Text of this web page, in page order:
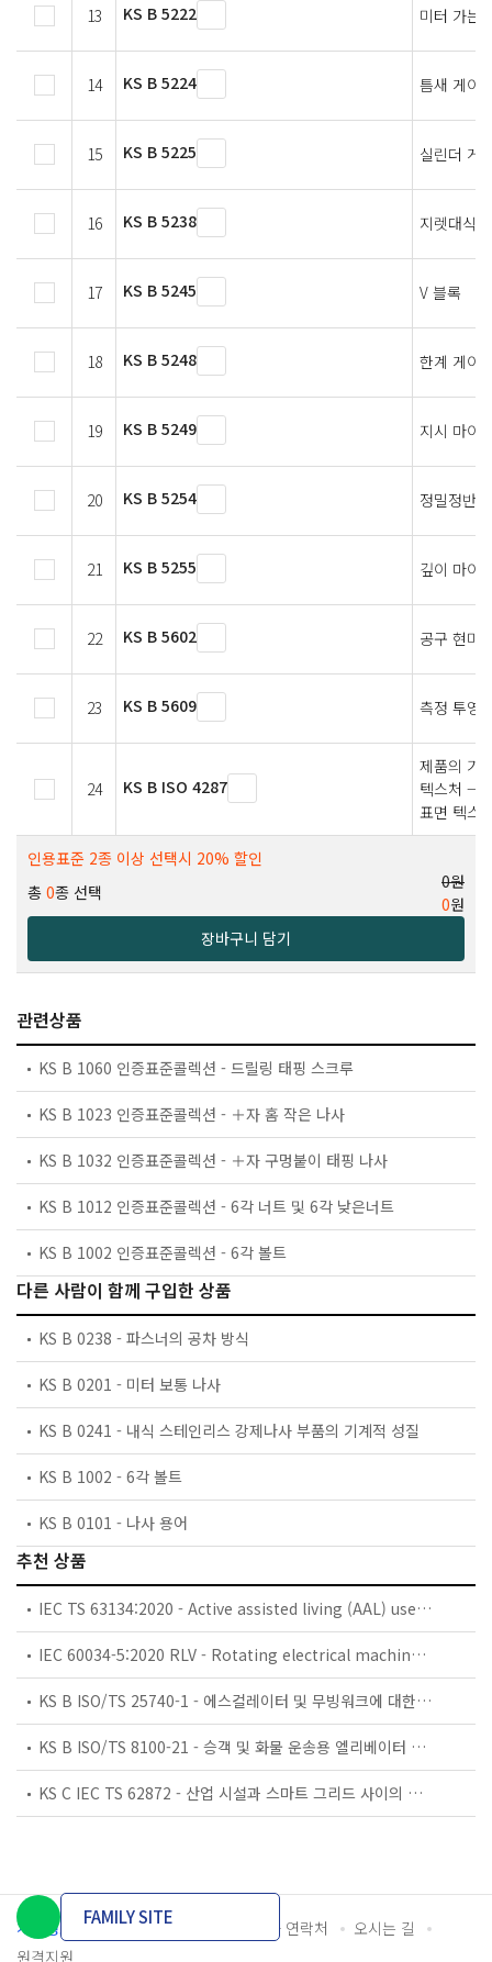
13 KS B 5222 미터 가는
14 KS B 5224 틈새 게이
15 KS B 5225 실린더 게
16 KS B 5238 지렛대식
17 KS B 5245 V 블록
18 KS B 5248 한계 게이
19 KS B 5249 지시 마이
20 KS B 5254 정밀정반
21 KS B 5255 깊이 마이
22 KS B 5602 공구 현미
23 KS B 5609 측정 투영
24 KS B ISO 4287
제품의 기
텍스처 —
표면 텍스
인용표준 2종 이상 선택시 20% 할인
총 0종 선택
0원
0원
장바구니 담기
관련상품
KS B 1060 인증표준콜렉션 - 드릴링 태핑 스크루
KS B 1023 인증표준콜렉션 - ＋자 홈 작은 나사
KS B 1032 인증표준콜렉션 - ＋자 구멍붙이 태핑 나사
KS B 1012 인증표준콜렉션 - 6각 너트 및 6각 낮은너트
KS B 1002 인증표준콜렉션 - 6각 볼트
다른 사람이 함께 구입한 상품
KS B 0238 - 파스너의 공차 방식
KS B 0201 - 미터 보통 나사
KS B 0241 - 내식 스테인리스 강제나사 부품의 기계적 성질
KS B 1002 - 6각 볼트
KS B 0101 - 나사 용어
추천 상품
IEC TS 63134:2020 - Active assisted living (AAL) use cases
IEC 60034-5:2020 RLV - Rotating electrical machines - Part 5: Degrees of protection provided by the integral design of rotating electrical machines (IP code) - Classification
KS B ISO/TS 25740-1 - 에스컬레이터 및 무빙워크에 대한 안전요건 — 제1부: 세계공통 필수 안전요건(GESRs)
KS B ISO/TS 8100-21 - 승객 및 화물 운송용 엘리베이터 —제21부: 세계공통 필수안전요건(GESRs)을 충족하는 세계공통 안전 파라미터(GSPs)
KS C IEC TS 62872 - 산업 시설과 스마트 그리드 사이의 산업 공정 측정, 제어 및 자동화 시스템 인터페이스
개인정보처리방침 이용약관 담당자 연락처
오시는 길
원격지원
FAMILY SITE